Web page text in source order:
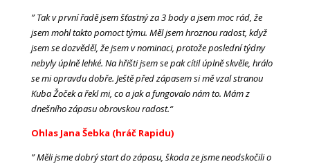
” Tak v první řadě jsem šťastný za 3 body a jsem moc rád, že
jsem mohl takto pomoct týmu. Měl jsem hroznou radost, když
jsem se dozvěděl, že jsem v nominaci, protože poslední týdny
nebyly úplně lehké. Na hřišti jsem se pak cítil úplně skvěle, hrálo
se mi opravdu dobře. Ještě před zápasem si mě vzal stranou
Kuba Žoček a řekl mi, co a jak a fungovalo nám to. Mám z
dnešního zápasu obrovskou radost.“
Ohlas Jana Šebka (hráč Rapidu)
” Měli jsme dobrý start do zápasu, škoda ze jsme neodskočili o